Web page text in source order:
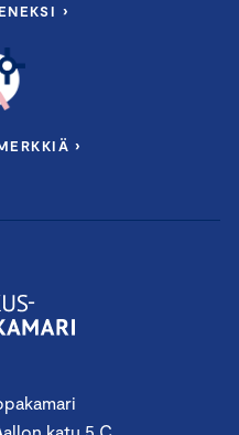
›
›